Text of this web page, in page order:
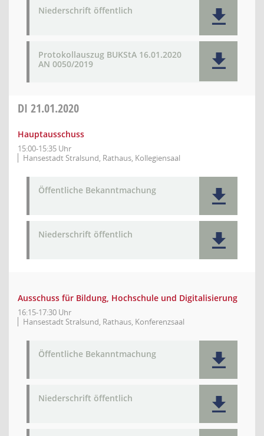
Niederschrift öffentlich
Protokollauszug BUKStA 16.01.2020
AN 0050/2019
DI 21.01.2020
Hauptausschuss
15:00-15:35 Uhr
Hansestadt Stralsund, Rathaus, Kollegiensaal
Öffentliche Bekanntmachung
Niederschrift öffentlich
Ausschuss für Bildung, Hochschule und Digitalisierung
16:15-17:30 Uhr
Hansestadt Stralsund, Rathaus, Konferenzsaal
Öffentliche Bekanntmachung
Niederschrift öffentlich